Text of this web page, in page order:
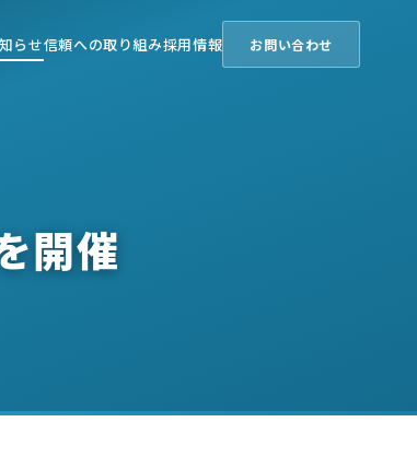
らせ信頼への取り組み採用情報 お問い合わせ
開催